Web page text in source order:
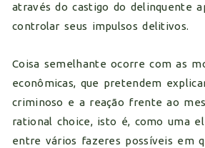
através do castigo do delinquente
controlar seus impulsos delitivos.
Coisa semelhante ocorre com as
econômicas, que pretendem
criminoso e a reação frente ao
rational choice, isto é, como uma
entre vários fazeres possíveis em